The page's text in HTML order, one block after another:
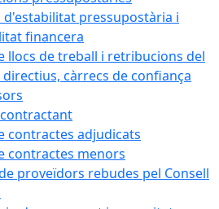
d'estabilitat pressupostària i
financera
llocs de treball i retribucions del
càrrecs de confiança
contractes adjudicats
contractes menors
proveïdors rebudes pel Consell